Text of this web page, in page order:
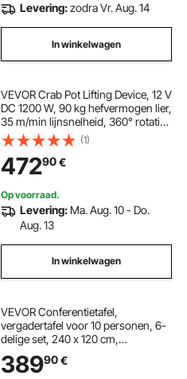
Levering:zodra Vr. Aug. 14
In winkelwagen
VEVOR Crab Pot Lifting Device, 12 V
DC 1200 W, 90 kg hefvermogen lier,
35 m/min lijnsnelheid, 360° rotatie,
Crab Pot Puller voor krabben-,
garnalen- en kreeftenvallen
(1)
47290€
Op voorraad.
Levering: Ma. Aug. 10 - Do.
Aug. 13
In winkelwagen
VEVOR Conferentietafel,
vergadertafel voor 10 personen, 6-
delige set, 240 x 120 cm,
bootvormig bureau, seminartafel,
vergadertafel, multifunctionele tafel,
38990€